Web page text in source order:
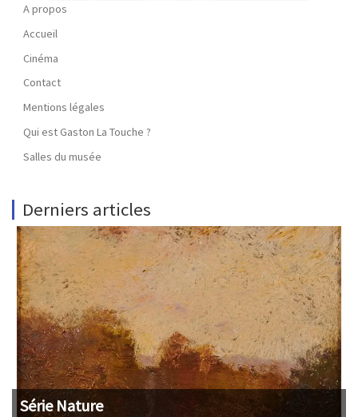
A propos
Accueil
Cinéma
Contact
Mentions légales
Qui est Gaston La Touche ?
Salles du musée
Derniers articles
Série Nature